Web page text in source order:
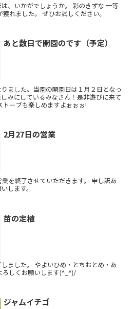
、いかがでしょうか。 彩のきずな 一等
れました。 ぜひお試しください。
あと数日で開園のです（予定）
ました。当園の開園日は１月２日となっ
みにしているみなさん！是非遊びに来て
ーブも楽しめますよぉぉぉ!
2月27日の営業
を終了させていただきます。 申し訳あ
します。
苗の定植
ました。 やよいひめ・とちおとめ・あ
ろしくお願いします(^_^)/
ジャムイチゴ